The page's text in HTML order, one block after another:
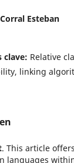
Esteban
clave: Relative
linking
. This article
languages